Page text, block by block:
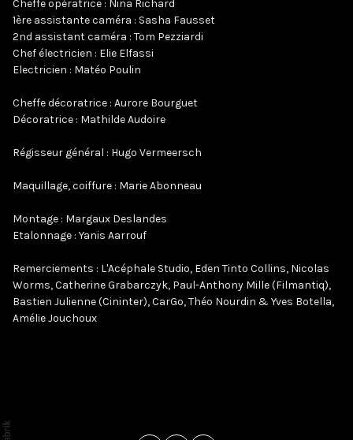
Cheffe opératrice : Nina Richard
1ère assistante caméra : Sasha Fausset
2nd assistant caméra : Tom Pezziardi
Chef électricien : Elie Elfassi
Electricien : Matéo Poulin
Cheffe décoratrice : Aurore Bourguet
Décoratrice : Mathilde Audoire
Régisseur général : Hugo Vermeersch
Maquillage, coiffure : Marie Abonneau
Montage : Margaux Deslandes
Etalonnage : Yanis Aarrouf
Remerciements : L'Acéphale Studio, Eden Tinto Collins, Nicolas
Worms, Catherine Grabarczyk, Paul-Anthony Mille (Filmantiq),
Bastien Julienne (Cininter), CarGo, Théo Nourdin & Yves Botella,
Amélie Jouchoux